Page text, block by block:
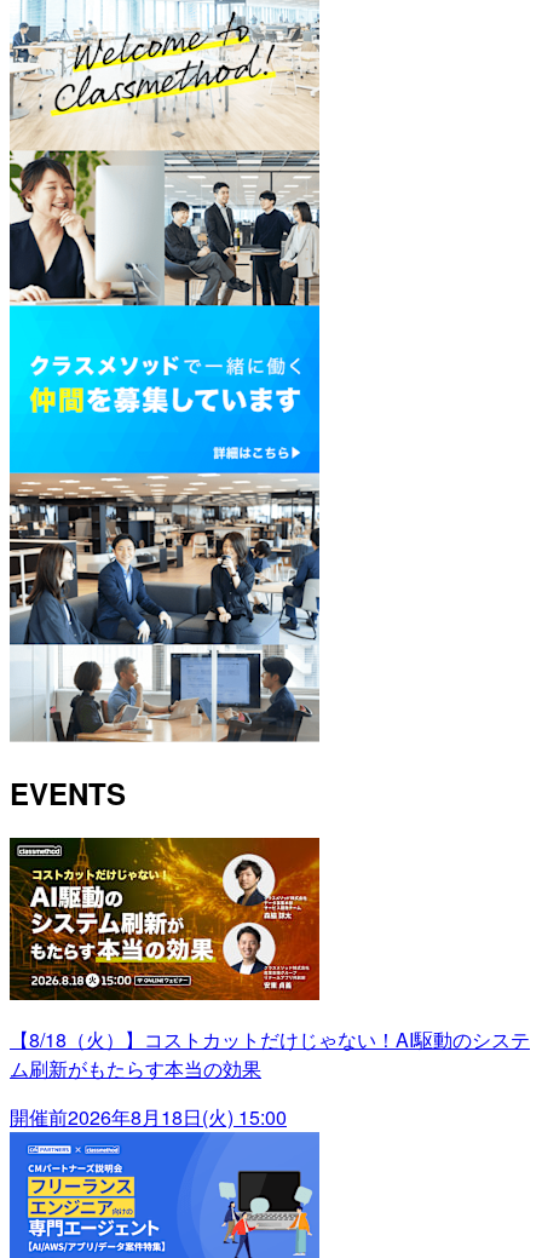
EVENTS
【8/18（火）】コストカットだけじゃない！AI駆動のシステ
ム刷新がもたらす本当の効果
開催前2026年8月18日(火) 15:00